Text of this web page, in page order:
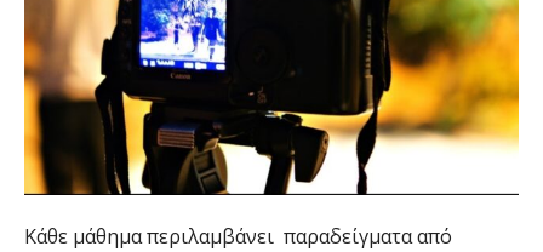
Κάθε μάθημα περιλαμβάνει παραδείγματα από